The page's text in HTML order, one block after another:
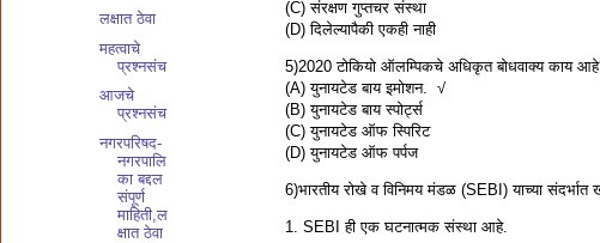
(C) संरक्षण गुप्तचर संस्था
(D) दिलेल्यापैकी एकही नाही
5)2020 टोकियो ऑलम्पिकचे अधिकृत बोधवाक्य काय
(A) युनायटेड बाय इमोशन. √
(B) युनायटेड बाय स्पोर्ट्स
(C) युनायटेड ऑफ स्पिरिट
(D) युनायटेड ऑफ पर्पज
6)भारतीय रोखे व विनिमय मंडळ (SEBI) याच्या संदर्भात
1. SEBI ही एक घटनात्मक संस्था आहे.
लक्षात ठेवा
महत्वाचे
प्रश्नसंच
आजचे
प्रश्नसंच
नगरपरिषद-
नगरपालि
का बद्दल
संपूर्ण
माहिती,ल
क्षात ठेवा